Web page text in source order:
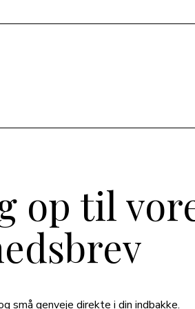
op til
små genveje direkte i din indbakke.